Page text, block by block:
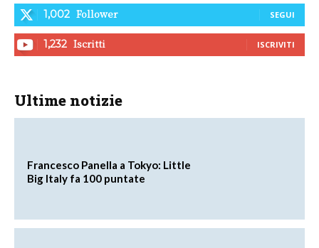
1,002 Follower SEGUI
1,232 Iscritti ISCRIVITI
Ultime notizie
Francesco Panella a Tokyo: Little
Big Italy fa 100 puntate